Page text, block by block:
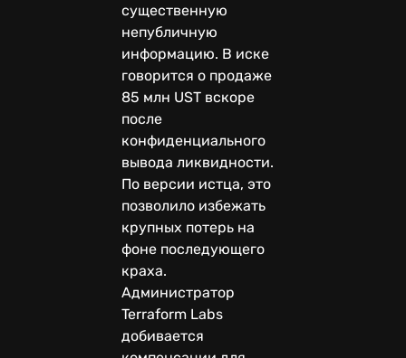
существенную
непубличную
информацию. В иске
говорится о продаже
85 млн UST вскоре
после
конфиденциального
вывода ликвидности.
По версии истца, это
позволило избежать
крупных потерь на
фоне последующего
краха.
Администратор
Terraform Labs
добивается